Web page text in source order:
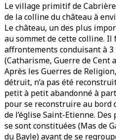
Le village primitif de
de la colline du château à
Le château, un des plus
au sommet de cette colline.
affrontements conduisant à
(Catharisme, Guerre de Cent
Après les Guerres de
détruit, n’a pas été
petit à petit abandonné à
pour se reconstruire au bord
de l’église Saint-Etienne.
se sont constituées (Mas de
du Bayle) avant de se